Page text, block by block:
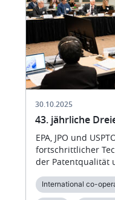
30.10.2025
​​43. jährliche
​​EPA, JPO und
fortschrittlicher
der Patentqualität
International co-